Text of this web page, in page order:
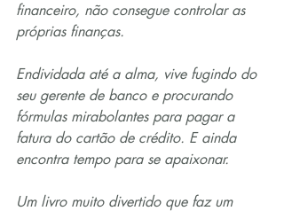
financeiro, não consegue controlar as
próprias finanças.
Endividada até a alma, vive fugindo do
seu gerente de banco e procurando
fórmulas mirabolantes para pagar a
fatura do cartão de crédito. E ainda
encontra tempo para se apaixonar.
Um livro muito divertido que faz um